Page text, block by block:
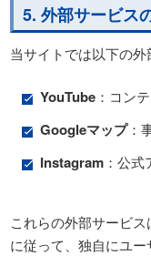
5. 外部サービス
当サイトでは以下の外
YouTube：コン
Googleマップ：
Instagram：公式
これらの外部サービ
に従って、独自にユー